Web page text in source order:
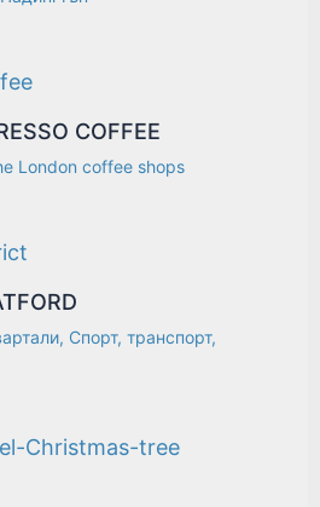
COFFEE
London coffee shops
, Спорт,транспорт,